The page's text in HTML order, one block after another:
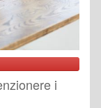
i